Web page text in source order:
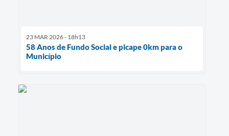
23 MAR 2026 - 18h13
58 Anos de Fundo Social e picape 0km para o
Município